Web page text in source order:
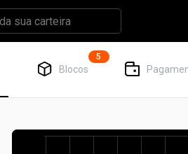
Blocos
5